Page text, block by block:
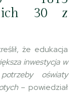
30 z
że edukacja
inwestycja w
oświaty
– powiedział